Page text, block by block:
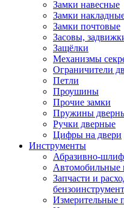
Замки навесные
Замки
Замки почтовые
Засовы,
Защёлки
Механизмы
Ограничители
Петли
Проушины
Прочие замки
Пружины
Ручки дверные
Цифры на двери
Инструменты
Абразивно-
Автомобильные
Запчасти и
Измерительные